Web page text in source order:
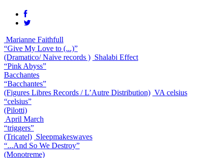
Marianne Faithfull
“Give My Love to (...)”
(Dramatico/ Naive records ) Shalabi Effect
“Pink Abyss”
Bacchantes
“Bacchantes”
(Figures Libres Records / L’Autre Distribution) VA celsius
“celsius”
(Pilotti)
April March
“triggers”
(Tricatel) Sleepmakeswaves
“...And So We Destroy”
(Monotreme)